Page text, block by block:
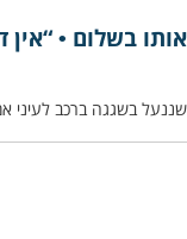
בשלום •